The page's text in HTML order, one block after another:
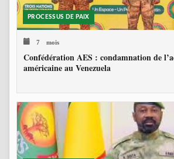
PROCESSUS DE PAIX
7 mois
Confédération AES : condamnation de
américaine au Venezuela